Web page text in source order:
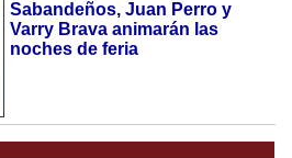
Sabandeños, Juan Perro y
Varry Brava animarán las
noches de feria